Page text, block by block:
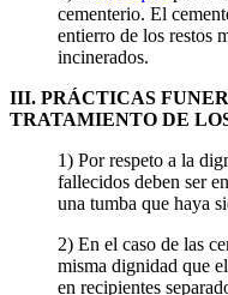
cementerio. El
entierro de los restos
incinerados.
III. PRÁCTICAS
TRATAMIENTO DE
1) Por respeto a la
fallecidos deben ser
una tumba que haya
2) En el caso de las
misma dignidad que
en recipientes